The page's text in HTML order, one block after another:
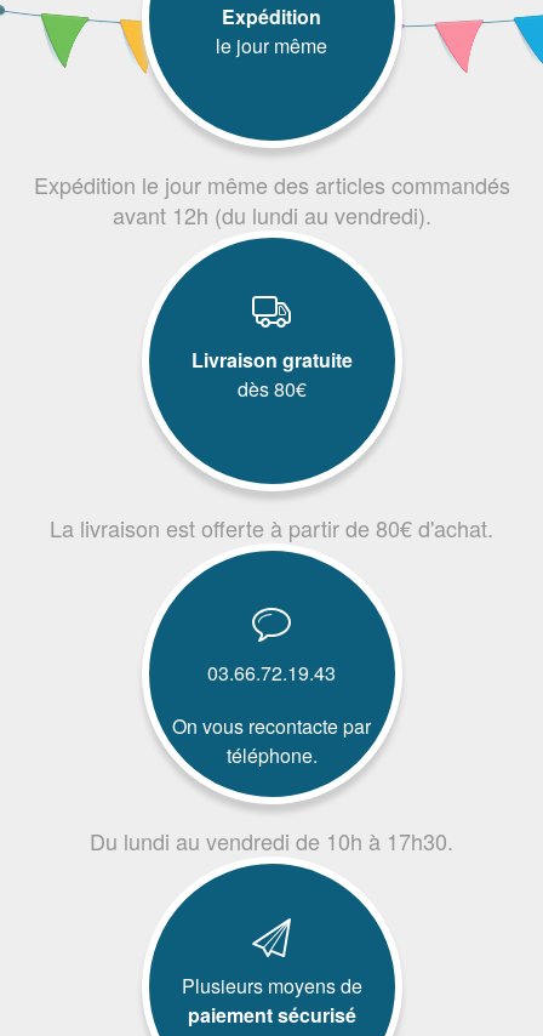
Expédition
le jour même
Expédition le jour même des articles commandés
avant 12h (du lundi au vendredi).
Livraison gratuite
dès 80€
La livraison est offerte à partir de 80€ d'achat.
03.66.72.19.43
On vous recontacte par
téléphone.
Du lundi au vendredi de 10h à 17h30.
Plusieurs moyens de
paiement sécurisé